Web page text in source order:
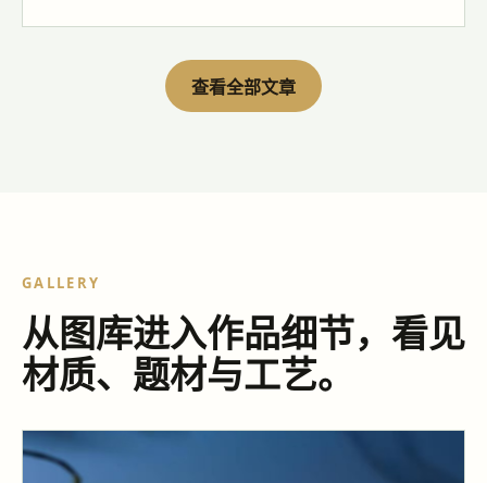
查看全部文章
GALLERY
从图库进入作品细节，看见
材质、题材与工艺。